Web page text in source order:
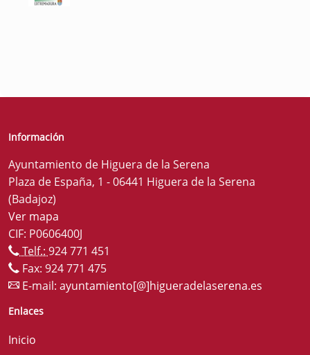
Información
Ayuntamiento de Higuera de la Serena
Plaza de España, 1 - 06441 Higuera de la Serena
(Badajoz)
Ver mapa
CIF: P0606400J
Telf.: 924 771 451
Fax: 924 771 475
E-mail: ayuntamiento[@]higueradelaserena.es
Enlaces
Inicio